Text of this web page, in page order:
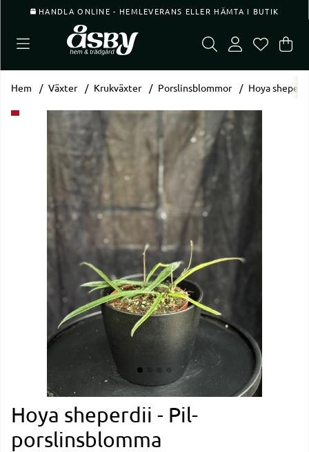
HANDLA ONLINE - HEMLEVERANS ELLER HÄMTA I BUTIK
.
Hem Växter Krukväxter Porslinsblommor Hoya
Produktbilder Hoya sheperdii - Pil-porslinsblomma
Hoya sheperdii - Pil-
porslinsblomma